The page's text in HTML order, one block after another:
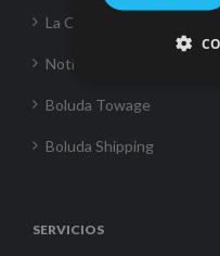
La Corporación
Noticias
Boluda Towage
Boluda Shipping
SERVICIOS